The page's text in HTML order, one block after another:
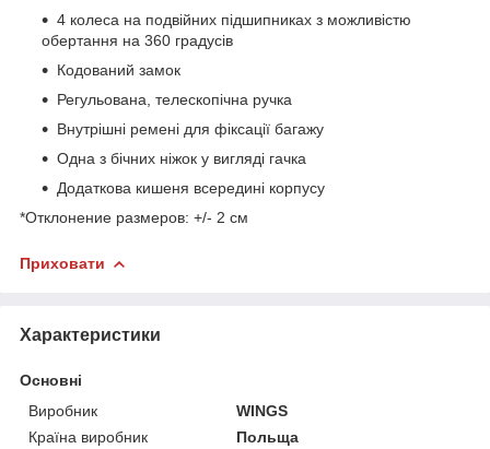
4 колеса на подвійних підшипниках з можливістю
обертання на 360 градусів
Кодований замок
Регульована, телескопічна ручка
Внутрішні ремені для фіксації багажу
Одна з бічних ніжок у вигляді гачка
Додаткова кишеня всередині корпусу
*Отклонение размеров: +/- 2 см
Приховати
Характеристики
Основні
Виробник
WINGS
Країна виробник
Польща